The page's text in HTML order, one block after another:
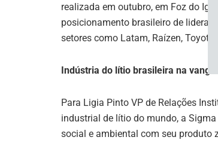
realizada em outubro, em Foz do
posicionamento brasileiro de
setores como Latam, Raízen, Toyota
Indústria do lítio brasileira na
Para Ligia Pinto VP de Relações
industrial de lítio do mundo, a
social e ambiental com seu produto